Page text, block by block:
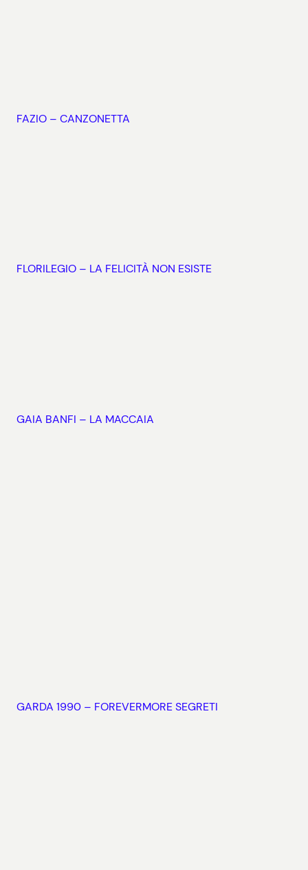
FAZIO – CANZONETTA
FLORILEGIO – LA FELICITÀ NON ESISTE
GAIA BANFI – LA MACCAIA
GARDA 1990 – FOREVERMORE SEGRETI